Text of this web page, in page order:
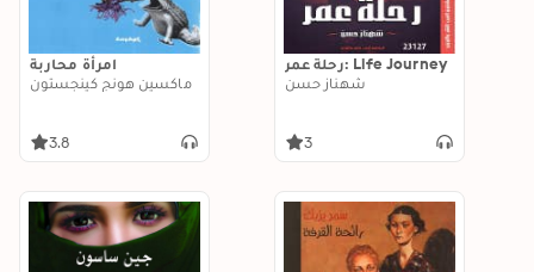
امرأة محاربة
ماكسين هونج كينجستون
3.8
رحلة عمر: Life Journey
شهناز حسن
3